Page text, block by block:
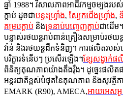
ឆ្នាំ 1988។ វិសាលភាពអាជីវកម្មចម្បងរ
ក្ដាប់ ដូចជាបន្ទះហ្វ្រាំង, ស្បែកជើងហ្វ្រាំង,
គម្របក្ដាប់ និងទ្រនាប់បញ្ចេញក្ដាប់ជាដើម
បន្លាស់រថយន្តរាប់ពាន់គ្រឿងសម្រាប់រថយន្
វ៉ាន់ និងរថយន្តដឹកទំនិញ។ ការផលិតរប
បរិក្ខារទំនើបៗ ប្រសើរឡើង។ខ្សែសង្វាក់ផ
ពិនិត្យគុណភាពយ៉ាងតឹងរ៉ឹង។ ដូច្នេះផលិ
អន្តរជាតិខ្ពស់បំផុតនៃគុណភាព និងសុវត្ថិ
EMARK (R90), AMECA,អាយអេសអូ